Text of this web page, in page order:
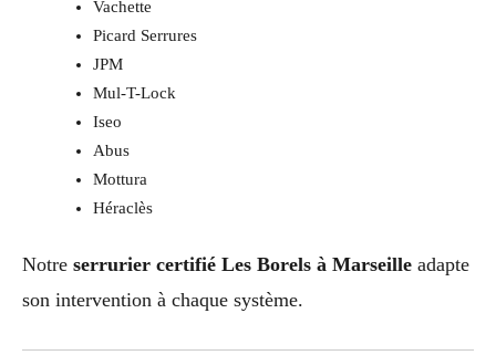
Vachette
Picard Serrures
JPM
Mul-T-Lock
Iseo
Abus
Mottura
Héraclès
Notre serrurier certifié Les Borels à Marseille adapte
son intervention à chaque système.